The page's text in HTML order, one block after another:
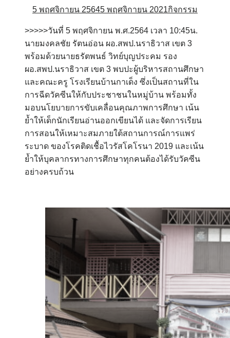
5 พฤศจิกายน 25645 พฤศจิกายน 2021กิจกรรม
>>>>>วันที่ 5 พฤศจิกายน พ.ศ.2564 เวลา 10:45น.
นายมงคลชัย รัตนอ่อน ผอ.สพป.นราธิวาส เขต 3
พร้อมด้วยนายธรัตพนธ์ วิทย์บุญประคม รอง
ผอ.สพป.นราธิวาส เขต 3 พบปะผู้บริหารสถานศึกษา
และคณะครู โรงเรียนบ้านกาเด็ง ซึ่งเป็นสถานที่ใน
การฉีดวัคซีนให้กับประชาชนในหมู่บ้าน พร้อมทั้ง
มอบนโยบายการขับเคลื่อนคุณภาพการศึกษา เน้น
ย้ำให้เด็กนักเรียนอ่านออกเขียนได้ และจัดการเรียน
การสอนให้เหมาะสมภายใต้สถานการณ์การแพร่
ระบาด ของโรคติดเชื้อไวรัสโคโรนา 2019 และเน้น
ย้ำให้บุคลากรทางการศึกษาทุกคนต้องได้รับวัคซีน
อย่างครบถ้วน